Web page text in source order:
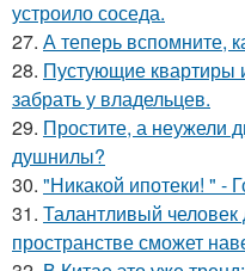
устроило соседа.
27. А теперь вспомните,
28. Пустующие квартиры
забрать у владельцев.
29. Простите, а неужели
душнилы?
30. "Никакой ипотеки! " -
31. Талантливый
пространстве сможет